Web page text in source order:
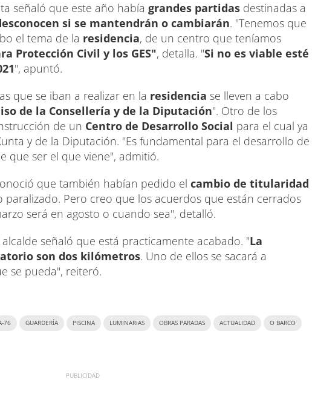
señaló que este año había grandes partidas destinadas a
si se mantendrán o cambiarán. "Tenemos que
el tema de la residencia, de un centro que teníamos
Protección Civil y los GES", detalla. "Si no es viable esté
", apuntó.
que se iban a realizar en la residencia se lleven a cabo
de la Consellería y de la Diputación". Otro de los
de un Centro de Desarrollo Social para el cual ya
y de la Diputación. "Es fundamental para el desarrollo de
que ser el que viene", admitió.
que también habían pedido el cambio de titularidad
paralizado. Pero creo que los acuerdos que están cerrados
será en agosto o cuando sea", detalló.
alcalde señaló que está practicamente acabado. "La
son dos kilómetros. Uno de ellos se sacará a
se pueda", reiteró.
76 GUARDERÍA PISCINA LUMINARIAS OBRAS PARADAS ACTUALIDAD O BARCO